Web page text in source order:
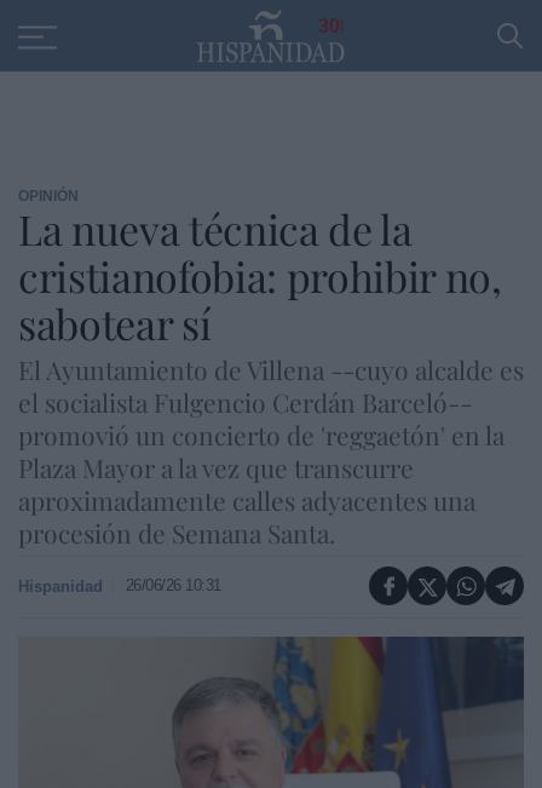
30
OPINIÓN
La nueva técnica de la
cristianofobia: prohibir no,
sabotear sí
El Ayuntamiento de Villena --cuyo alcalde es
el socialista Fulgencio Cerdán Barceló--
promovió un concierto de 'reggaetón' en la
Plaza Mayor a la vez que transcurre
aproximadamente calles adyacentes una
procesión de Semana Santa.
Hispanidad 26/06/26 10:31